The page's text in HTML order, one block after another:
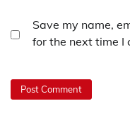
Save my name,
for the next time I